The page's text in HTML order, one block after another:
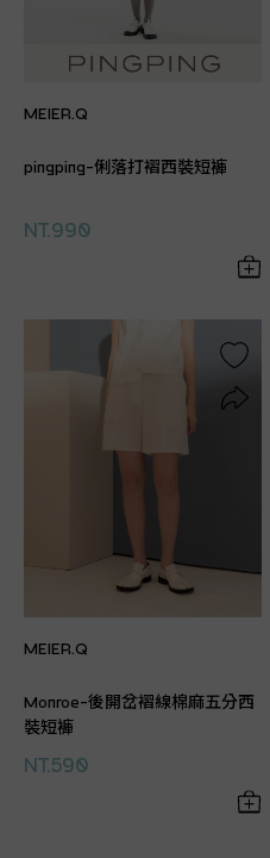
MEIER.Q
pingping-俐落打褶西裝短褲
NT.990
MEIER.Q
Monroe-後開岔褶線棉麻五分西
裝短褲
NT.590